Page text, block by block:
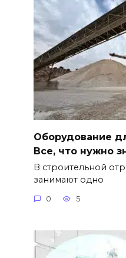
Оборудование
Все, что нужно
В строительной
занимают одно
0 5